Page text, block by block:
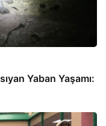
Yaban Yaşamı: